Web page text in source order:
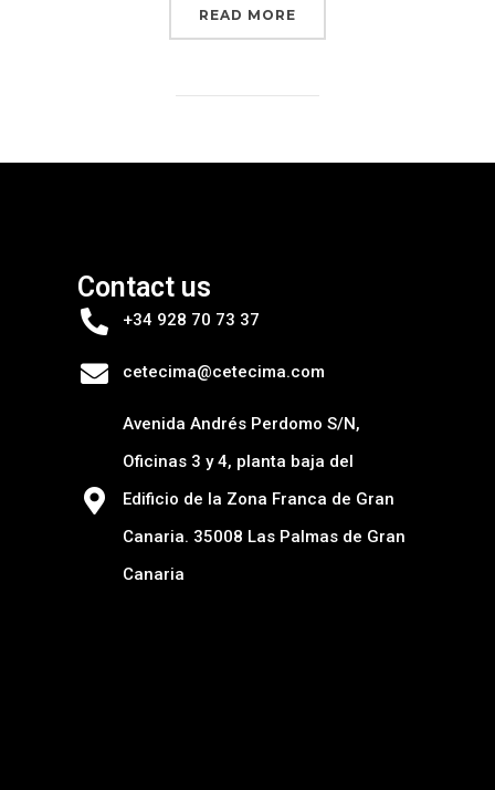
READ MORE
Contact us
+34 928 70 73 37
cetecima@cetecima.com
Avenida Andrés Perdomo S/N,
Oficinas 3 y 4, planta baja del
Edificio de la Zona Franca de Gran
Canaria. 35008 Las Palmas de Gran
Canaria